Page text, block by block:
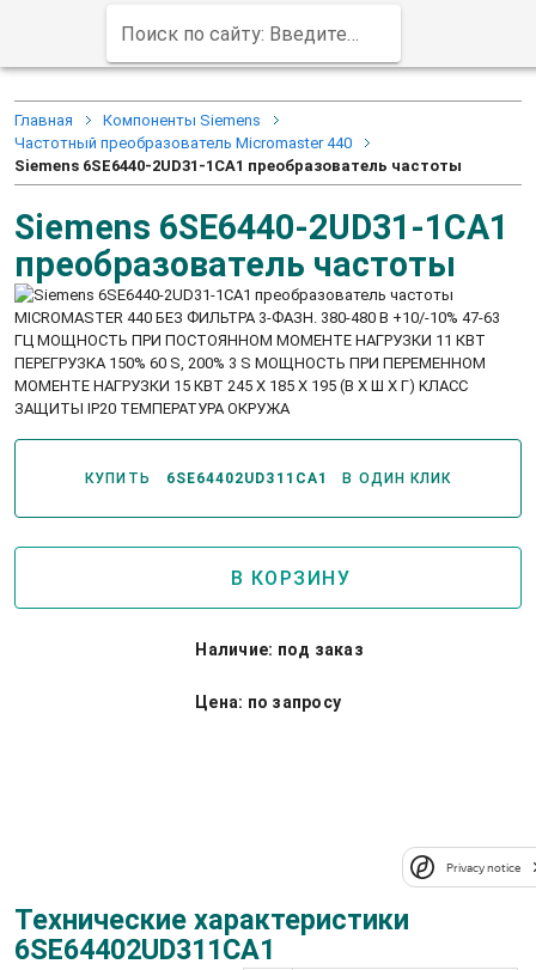
Поиск по сайту: Введите заказной код продукта (например, 6ED1052-1MD00-0BA8)
Главная
Компоненты Siemens
Частотный преобразователь Micromaster 440
Siemens 6SE6440-2UD31-1CA1 преобразователь частоты
Siemens 6SE6440-2UD31-1CA1
преобразователь частоты
MICROMASTER 440 БЕЗ ФИЛЬТРА 3-ФАЗН. 380-480 В +10/-10% 47-63
ГЦ МОЩНОСТЬ ПРИ ПОСТОЯННОМ МОМЕНТЕ НАГРУЗКИ 11 КВТ
ПЕРЕГРУЗКА 150% 60 S, 200% 3 S МОЩНОСТЬ ПРИ ПЕРЕМЕННОМ
МОМЕНТЕ НАГРУЗКИ 15 КВТ 245 X 185 X 195 (В X Ш X Г) КЛАСС
ЗАЩИТЫ IP20 ТЕМПЕРАТУРА ОКРУЖА
КУПИТЬ 6SE64402UD311CA1 В ОДИН КЛИК
В КОРЗИНУ
Наличие: под заказ
Цена: по запросу
Технические характеристики
6SE64402UD311CA1
Privacy notice